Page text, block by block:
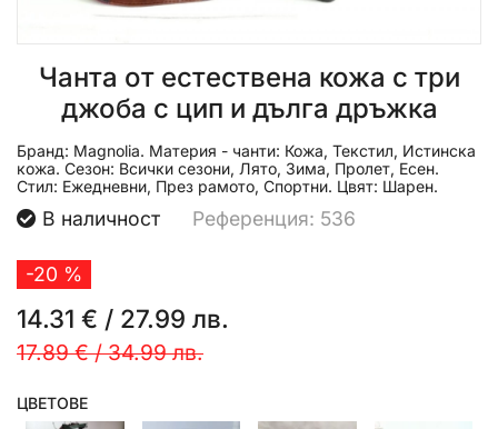
Чанта от естествена кожа с три
джоба с цип и дълга дръжка
Бранд: Magnolia. Материя - чанти: Кожа, Текстил, Истинска
кожа. Сезон: Всички сезони, Лято, Зима, Пролет, Есен.
Стил: Ежедневни, През рамото, Спортни. Цвят: Шарен.
В наличност Референция: 536
-20 %
14.31 € / 27.99 лв.
17.89 €/34.99 лв.
ЦВЕТОВЕ